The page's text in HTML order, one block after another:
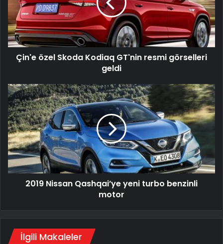
GT'nin
resmi
görselleri
geldi
Çin'e özel Skoda Kodiaq GT'nin resmi görselleri
geldi
2019
Nissan
Qashqai’ye
yeni
turbo
benzinli
motor
2019 Nissan Qashqai’ye yeni turbo benzinli
motor
İlgili Makaleler